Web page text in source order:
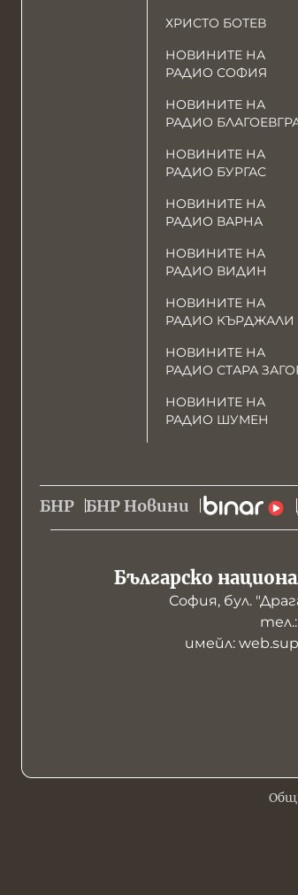
ХРИСТО БОТЕВ
НОВИНИТЕ НА
РАДИО СОФИЯ
НОВИНИТЕ НА
РАДИО
НОВИНИТЕ НА
РАДИО БУРГАС
НОВИНИТЕ НА
РАДИО ВАРНА
НОВИНИТЕ НА
РАДИО ВИДИН
НОВИНИТЕ НА
РАДИО КЪРДЖАЛИ
НОВИНИТЕ НА
РАДИО СТАРА
НОВИНИТЕ НА
РАДИО ШУМЕН
БНР БНР Новини
Българско
София, бул.
тел.:
имейл: